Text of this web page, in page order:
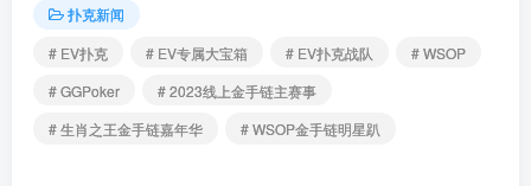
扑克新闻
# EV扑克
# EV专属大宝箱 # EV扑克战队
# WSOP
# GGPoker
# 2023线上金手链主赛事
# 生肖之王金手链嘉年华
# WSOP金手链明星趴